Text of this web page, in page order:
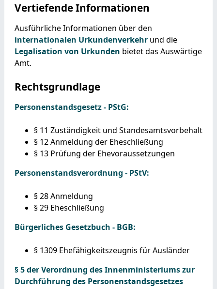
Vertiefende Informationen
Ausführliche Informationen über den
internationalen Urkundenverkehrund die
Legalisation von Urkunden bietet das Auswärtige
Amt.
Rechtsgrundlage
Personenstandsgesetz - PStG:
§ 11 Zuständigkeit und Standesamtsvorbehalt
§ 12 Anmeldung der Eheschließung
§ 13 Prüfung der Ehevoraussetzungen
Personenstandsverordnung - PStV:
§ 28 Anmeldung
§ 29 Eheschließung
Bürgerliches Gesetzbuch - BGB:
§ 1309 Ehefähigkeitszeugnis für Ausländer
§ 5 der Verordnung des Innenministeriums zur
Durchführung des Personenstandsgesetzes